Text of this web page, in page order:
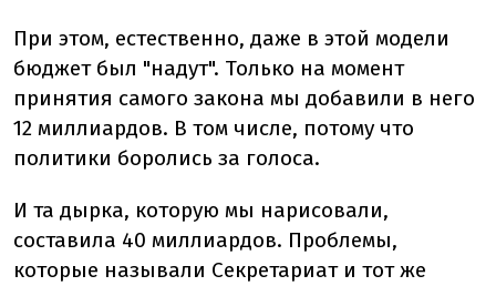
При этом, естественно, даже в этой модели
бюджет был "надут". Только на момент
принятия самого закона мы добавили в него
12 миллиардов. В том числе, потому что
политики боролись за голоса.
И та дырка, которую мы нарисовали,
составила 40 миллиардов. Проблемы,
которые называли Секретариат и тот же